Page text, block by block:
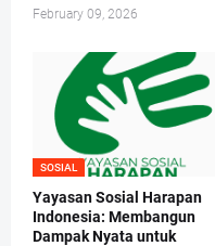
February 09, 2026
SOSIAL
Yayasan Sosial Harapan
Indonesia: Membangun
Dampak Nyata untuk